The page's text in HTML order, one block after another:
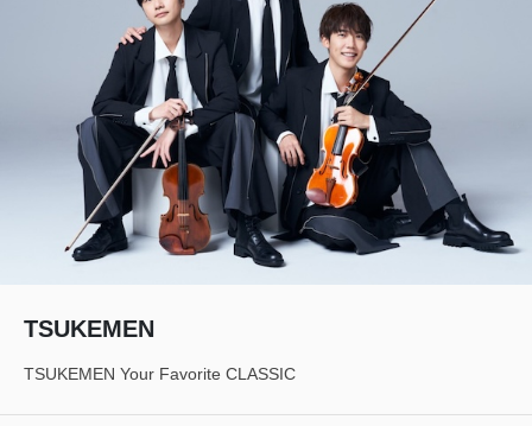
TSUKEMEN
TSUKEMEN Your Favorite CLASSIC